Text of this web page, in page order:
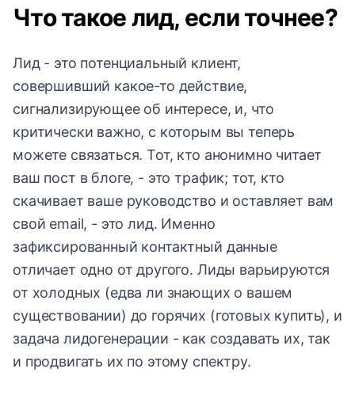
Что такое лид, если точнее?
Лид - это потенциальный клиент,
совершивший какое-то действие,
сигнализирующее об интересе, и, что
критически важно, с которым вы теперь
можете связаться. Тот, кто анонимно читает
ваш пост в блоге, - это трафик; тот, кто
скачивает ваше руководство и оставляет вам
свой email, - это лид. Именно
зафиксированный контактный данные
отличает одно от другого. Лиды варьируются
от холодных (едва ли знающих о вашем
существовании) до горячих (готовых купить), и
задача лидогенерации - как создавать их, так
и продвигать их по этому спектру.